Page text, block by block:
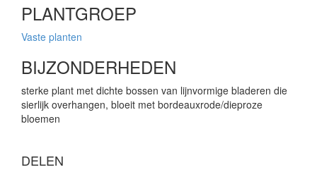
PLANTGROEP
Vaste planten
BIJZONDERHEDEN
sterke plant met dichte bossen van lijnvormige bladeren die
sierlijk overhangen, bloeit met bordeauxrode/dieproze
bloemen
DELEN